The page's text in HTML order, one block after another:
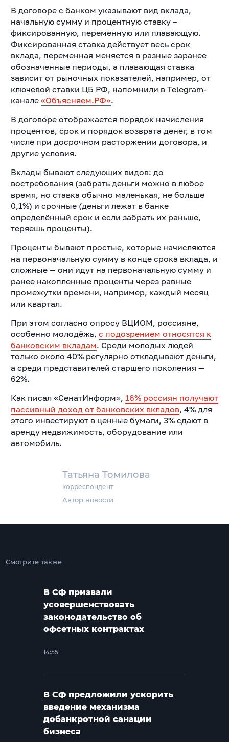
Татьяна Томилова
корреспондент
Автор новости
В договоре с банком указывают вид вклада,
начальную сумму и процентную ставку –
фиксированную, переменную или плавающую.
Фиксированная ставка действует весь срок
вклада, переменная меняется в разные заранее
обозначенные периоды, а плавающая ставка
зависит от рыночных показателей, например, от
ключевой ставки ЦБ РФ, напомнили в Telegram-
канале «Объясняем.РФ».
В договоре отображается порядок начисления
процентов, срок и порядок возврата денег, в том
числе при досрочном расторжении договора, и
другие условия.
Вклады бывают следующих видов: до
востребования (забрать деньги можно в любое
время, но ставка обычно маленькая, не больше
0,1%) и срочные (деньги лежат в банке
определённый срок и если забрать их раньше,
теряешь проценты).
Проценты бывают простые, которые начисляются
на первоначальную сумму в конце срока вклада, и
сложные — они идут на первоначальную сумму и
ранее накопленные проценты через равные
промежутки времени, например, каждый месяц
или квартал.
При этом согласно опросу ВЦИОМ, россияне,
особенно молодёжь, с подозрением относятся к
банковским вкладам. Среди молодых людей
только около 40% регулярно откладывают деньги,
а среди представителей старшего поколения —
62%.
Как писал «СенатИнформ», 16% россиян получают
пассивный доход от банковских вкладов, 4% для
этого инвестируют в ценные бумаги, 3% сдают в
аренду недвижимость, оборудование или
автомобиль.
Смотрите также
В СФ призвали
усовершенствовать
законодательство об
офсетных контрактах
14:55
В СФ предложили ускорить
введение механизма
добанкротной санации
бизнеса